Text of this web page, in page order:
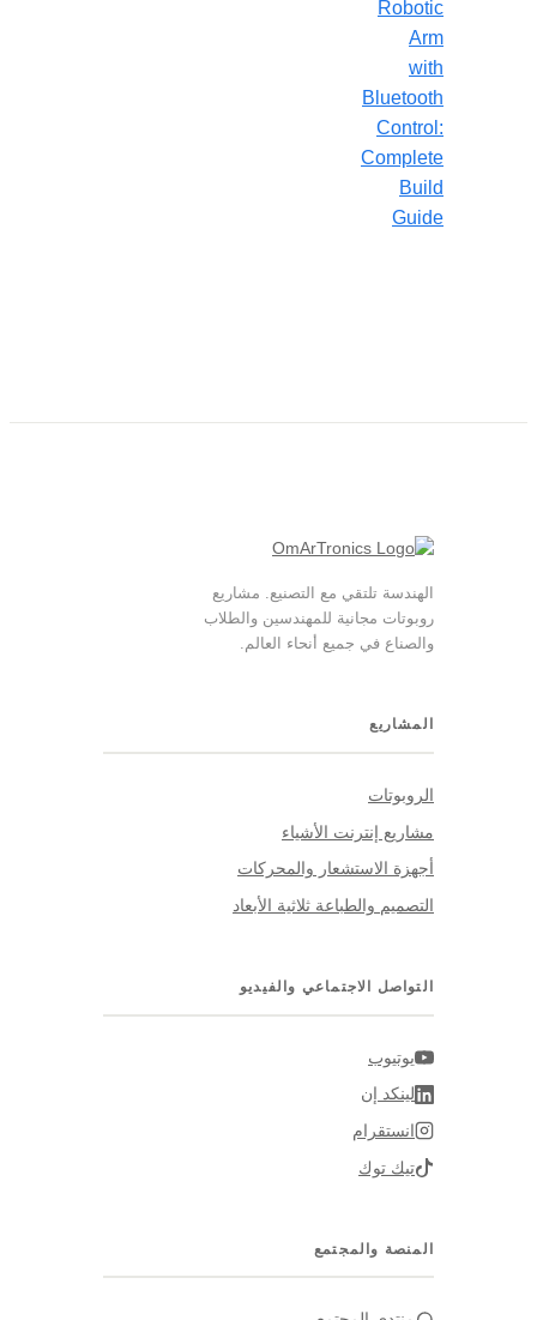
Robotic
Arm
with
Bluetooth
Control:
Complete
Build
Guide
الهندسة تلتقي مع التصنيع. مشاريع
روبوتات مجانية للمهندسين والطلاب
والصناع في جميع أنحاء العالم.
المشاريع
الروبوتات
مشاريع إنترنت الأشياء
أجهزة الاستشعار والمحركات
التصميم والطباعة ثلاثية الأبعاد
التواصل الاجتماعي والفيديو
يوتيوب
لينكد إن
انستقرام
تيك توك
المنصة والمجتمع